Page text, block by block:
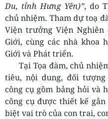
Du, tỉnh Hưng Yên)”, do
chủ nhiệm. Tham dự toạ
Viện trưởng Viện
Giới, cùng các nhà khoa
Giới và Phát triển.
Tại Tọa đàm, chủ
tiêu, nội dung, đối
công cụ gồm bảng hỏi và
công cụ được thiết kế
biệt vai trò của con trai,